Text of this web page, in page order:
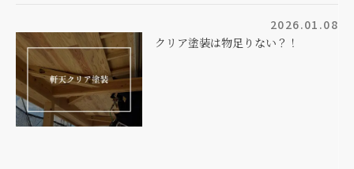
2026.01.08
クリア塗装は物足りない？！